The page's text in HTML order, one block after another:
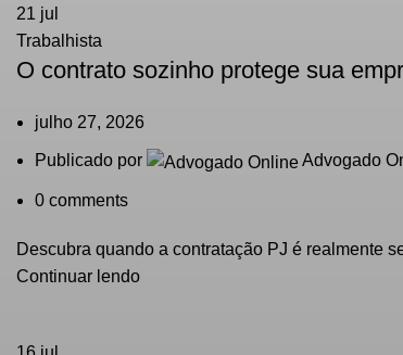
21 jul
Trabalhista
O contrato sozinho protege sua
julho 27, 2026
Publicado por Advogado
0 comments
Descubra quando a contratação PJ é realmente
Continuar lendo